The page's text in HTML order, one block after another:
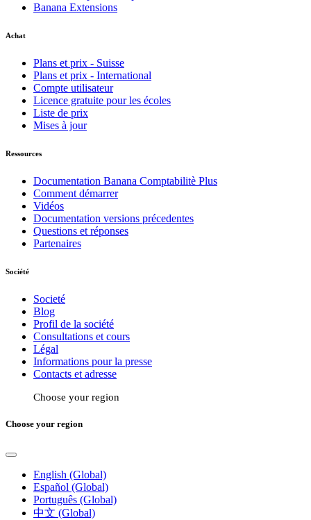
Banana Extensions
Achat
Plans et prix - Suisse
Plans et prix - International
Compte utilisateur
Licence gratuite pour les écoles
Liste de prix
Mises à jour
Ressources
Documentation Banana Comptabilitè Plus
Comment démarrer
Vidéos
Documentation versions précedentes
Questions et réponses
Partenaires
Société
Societé
Blog
Profil de la société
Consultations et cours
Légal
Informations pour la presse
Contacts et adresse
Choose your region
Choose your region
English (Global)
Español (Global)
Português (Global)
中文 (Global)